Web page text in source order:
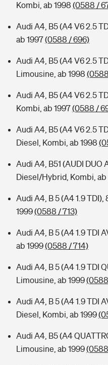
Kombi, ab 1998 (0588 /
Audi A4, B5 (A4 V6 2.5
ab 1997(0588 / 696)
Audi A4, B5 (A4 V6 2.5
Limousine, ab 1998
Audi A4, B5 (A4 V6 2.5
Kombi, ab 1997(0588 /
Audi A4, B5 (A4 V6 2.5
Diesel, Kombi, ab 1998
Audi A4, B51 (AUDI DUO
Diesel/Hybrid, Kombi, ab
Audi A4, B 5 (A4 1.9
1999(0588 / 713)
Audi A4, B 5 (A4 1.9 TDI
ab 1999(0588 / 714)
Audi A4, B 5 (A4 1.9 TDI
Limousine, ab 1999
Audi A4, B 5 (A4 1.9 TDI
Diesel, Kombi, ab 1999
Audi A4, B5 (A4
Limousine, ab 1999